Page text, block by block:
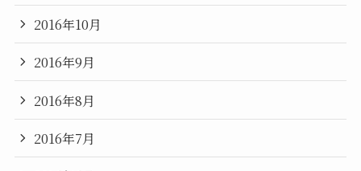
2016年10月
2016年9月
2016年8月
2016年7月